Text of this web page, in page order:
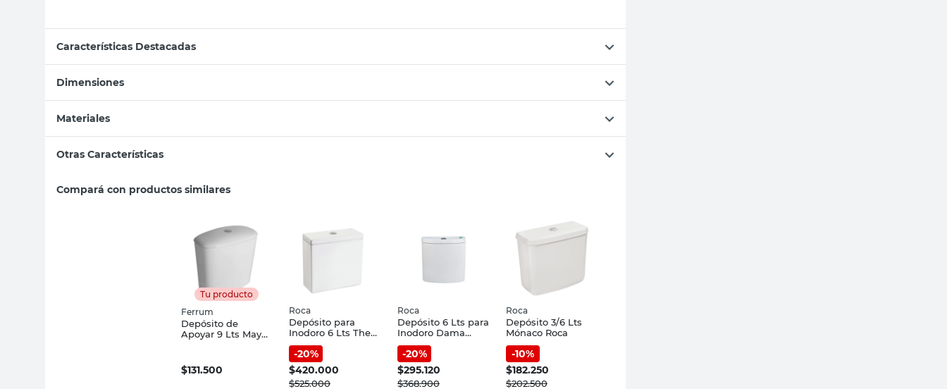
Características Destacadas
Dimensiones
Materiales
Otras Características
Compará con productos similares
Tu producto
Ferrum
Depósito de
Apoyar 9 Lts Mayo
$131.500
Roca
Depósito para
Inodoro 6 Lts The
Gap Roca
-20%
$420.000
$525.000
Roca
Depósito 6 Lts para
Inodoro Dama
Senso Roca
-20%
$295.120
$368.900
Roca
Depósito 3/6 Lts
Mónaco Roca
-10%
$182.250
$202.500